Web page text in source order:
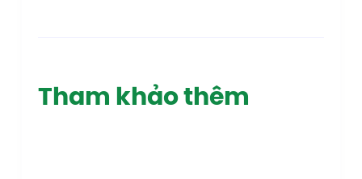
Tham khảo thêm